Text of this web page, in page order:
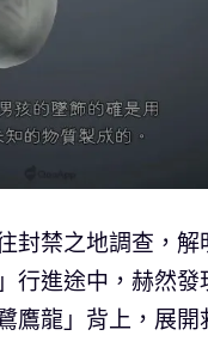
封禁之地調查，
行進途中，赫然
鷹龍」背上，展開